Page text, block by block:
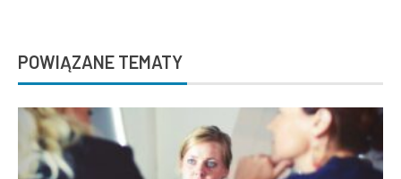
POWIĄZANE TEMATY